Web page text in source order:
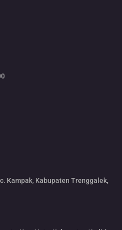
Kampak, Kabupaten Trenggalek,